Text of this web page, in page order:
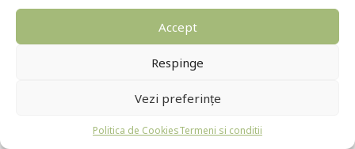
Accept
Respinge
Vezi preferințe
Politica de CookiesTermeni si conditii